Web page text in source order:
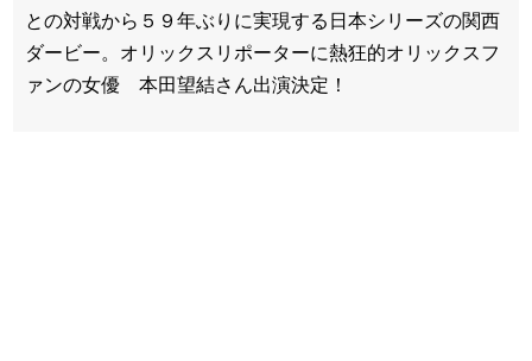
との対戦から５９年ぶりに実現する日本シリーズの関西
ダービー。オリックスリポーターに熱狂的オリックスフ
ァンの女優 本田望結さん出演決定！